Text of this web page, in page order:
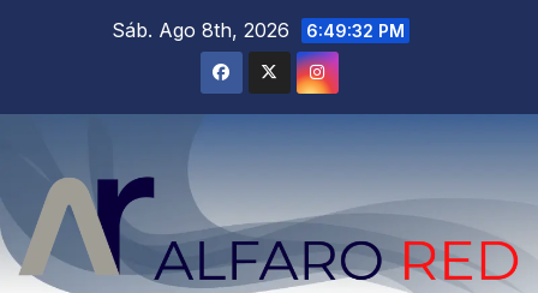
Sáb. Ago 8th, 2026 6:49:34 PM